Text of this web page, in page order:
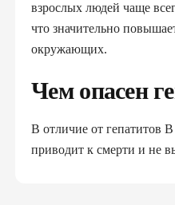
взрослых людей чаще
что значительно
окружающих.
Чем опасен
В отличие от гепатитов
приводит к смерти и не